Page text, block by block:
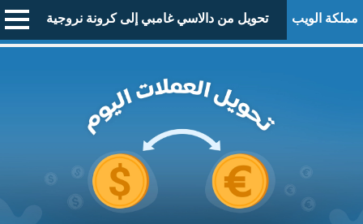
مملكة الويب تحويل من دالاسي غامبي إلى كرونة نروجية